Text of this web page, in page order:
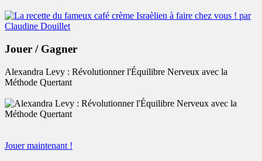
Jouer / Gagner
Alexandra Levy : Révolutionner l'Équilibre Nerveux avec la
Méthode Quertant
Jouer maintenant !